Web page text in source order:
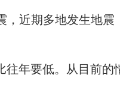
近期多地发生地震
年要低。从目前的